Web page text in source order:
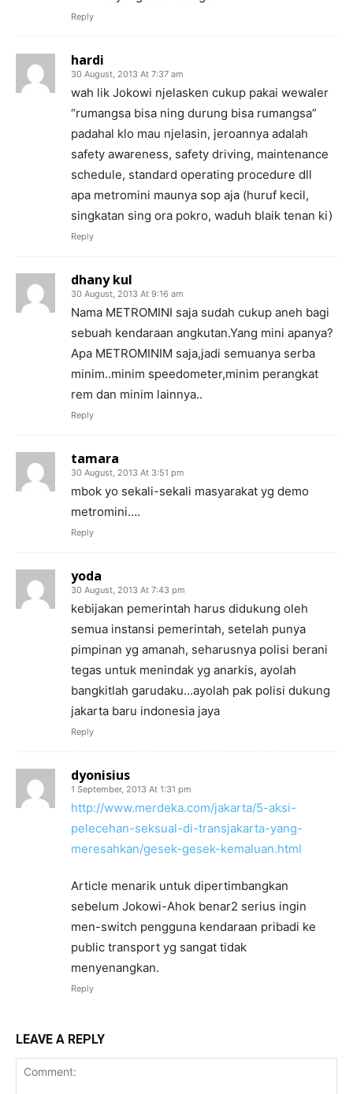
Reply
hardi
30 August, 2013 At 7:37 am
wah lik Jokowi njelasken cukup pakai wewaler
“rumangsa bisa ning durung bisa rumangsa”
padahal klo mau njelasin, jeroannya adalah
safety awareness, safety driving, maintenance
schedule, standard operating procedure dll
apa metromini maunya sop aja (huruf kecil,
singkatan sing ora pokro, waduh blaik tenan ki)
Reply
dhany kul
30 August, 2013 At 9:16 am
Nama METROMINI saja sudah cukup aneh bagi
sebuah kendaraan angkutan.Yang mini apanya?
Apa METROMINIM saja,jadi semuanya serba
minim..minim speedometer,minim perangkat
rem dan minim lainnya..
Reply
tamara
30 August, 2013 At 3:51 pm
mbok yo sekali-sekali masyarakat yg demo
metromini….
Reply
yoda
30 August, 2013 At 7:43 pm
kebijakan pemerintah harus didukung oleh
semua instansi pemerintah, setelah punya
pimpinan yg amanah, seharusnya polisi berani
tegas untuk menindak yg anarkis, ayolah
bangkitlah garudaku…ayolah pak polisi dukung
jakarta baru indonesia jaya
Reply
dyonisius
1 September, 2013 At 1:31 pm
http://www.merdeka.com/jakarta/5-aksi-
pelecehan-seksual-di-transjakarta-yang-
meresahkan/gesek-gesek-kemaluan.html
Article menarik untuk dipertimbangkan
sebelum Jokowi-Ahok benar2 serius ingin
men-switch pengguna kendaraan pribadi ke
public transport yg sangat tidak
menyenangkan.
Reply
LEAVE A REPLY